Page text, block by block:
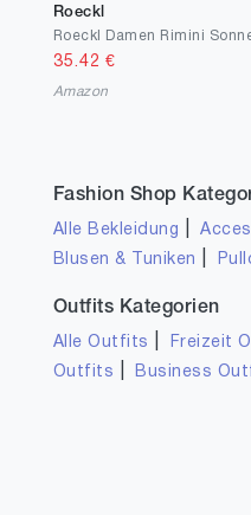
Roeckl
Roeckl Damen Rimini
35.42 €
Amazon
Fashion Shop
Alle Bekleidung |
Blusen & Tuniken
Outfits Kategorien
Alle Outfits Freizeit
Outfits
Business